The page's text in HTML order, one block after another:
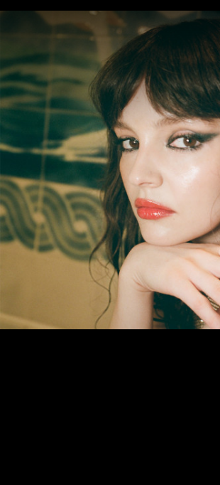
Lauren Mayberry
Home News Musik Fotos
Pressebilder 2024